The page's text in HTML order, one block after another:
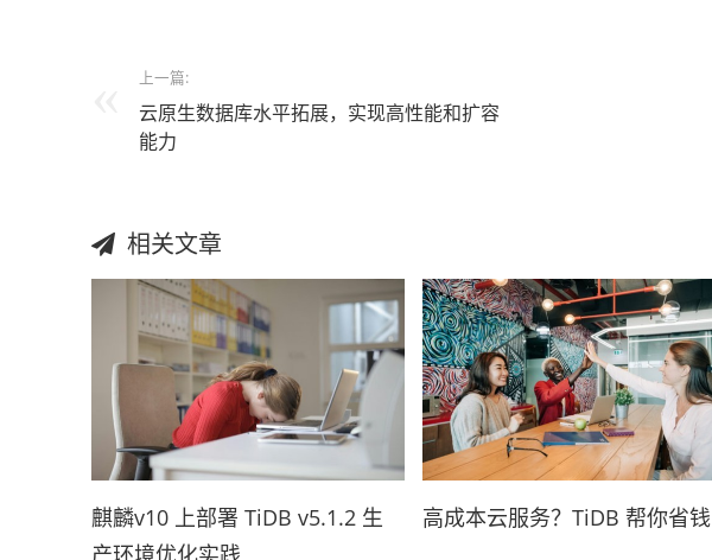
上一篇:
云原生数据库水平拓展，实现高性能和扩容
能力
相关文章
麒麟v10 上部署 TiDB v5.1.2 生
产环境优化实践
高成本云服务？TiDB 帮你省钱